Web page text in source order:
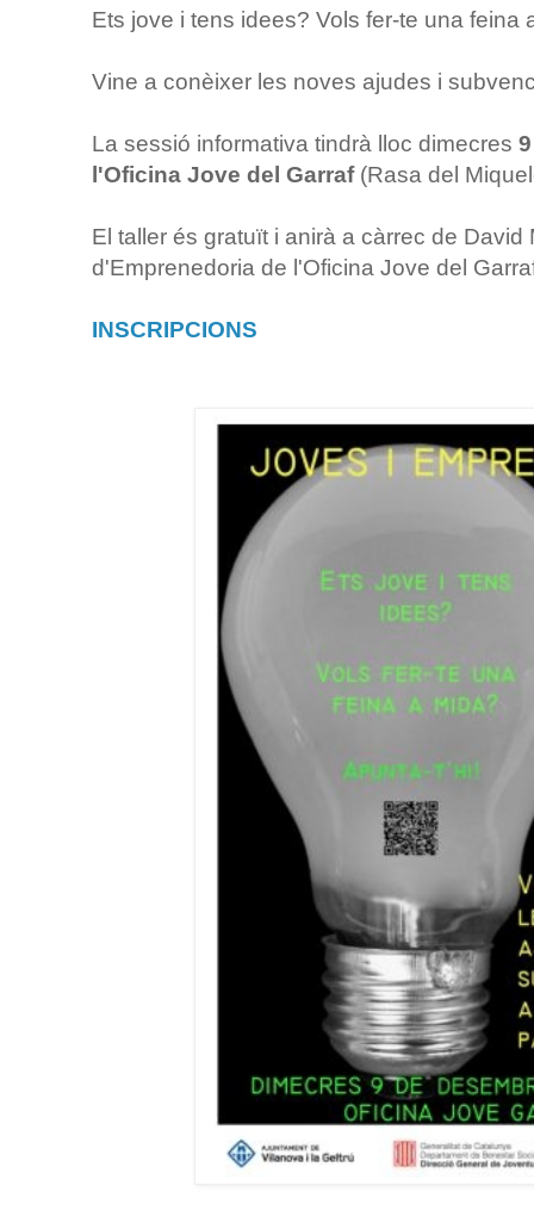
Ets jove i tens idees? Vols fer-te una feina
Vine a conèixer les noves ajudes i
La sessió informativa tindrà lloc dimecres
l'Oficina Jove del Garraf(Rasa del
El taller és gratuït i anirà a càrrec de David
d'Emprenedoria de l'Oficina Jove del
INSCRIPCIONS